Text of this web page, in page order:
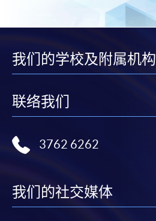
我们的学校及附属机构
联络我们
3762 6262
我们的社交媒体